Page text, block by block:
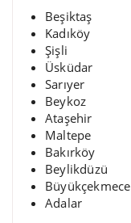
Beşiktaş
Kadıköy
Şişli
Üsküdar
Sarıyer
Beykoz
Ataşehir
Maltepe
Bakırköy
Beylikdüzü
Büyükçekmece
Adalar